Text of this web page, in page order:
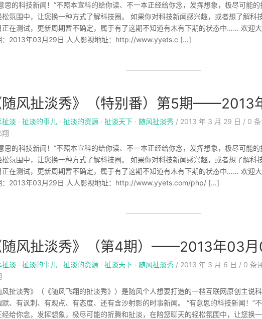
思的科技新闻！”不照本宣科的给你读、不一本正经给你念，发挥想象，极尽可能
松氛围中，让您换一种方式了解科技圈。 如果你对科技新闻感兴趣，或者想了解科
正在测试，更新周期暂不确定，属于有了这期不知道有木有下期的状态中…… 欢迎
：2013年03月29日 人人影视地址：http://www.yyets.c […]
随风扯淡秀》（特别番）第5期——2013
扯淡 · 扯淡的事儿 · 扯淡的资源 · 扯谈天下 · 随风扯淡秀 / 2013 年 3 月 29 日 / 0
翔
思的科技新闻！”不照本宣科的给你读、不一本正经给你念，发挥想象，极尽可能
松氛围中，让您换一种方式了解科技圈。 如果你对科技新闻感兴趣，或者想了解科
正在测试，更新周期暂不确定，属于有了这期不知道有木有下期的状态中…… 欢迎
：2013年03月29日 人人影视地址：http://www.yyets.com/php/ […]
随风扯淡秀》（第4期）——2013年03月
扯淡 · 扯淡的事儿 · 扯淡的资源 · 扯谈天下 · 随风扯淡秀 / 2013 年 3 月 6 日 / 0 条
风扯淡秀》（《随风飞翔的扯淡秀》）是随风个人想要打造的一档互联网原创主说
默、有讽刺、有观点、有态度、还有含沙射影的时事新闻。 “有意思的科技新闻！”
经给你念，发挥想象，极尽可能的折腾和扯淡，在陪您聊天的轻松氛围中，让您换